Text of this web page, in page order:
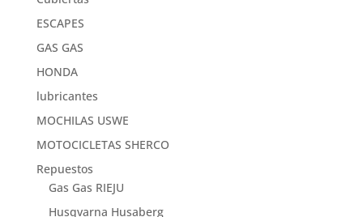
ESCAPES
GAS GAS
HONDA
lubricantes
MOCHILAS USWE
MOTOCICLETAS SHERCO
Repuestos
Gas Gas RIEJU
Husqvarna Husaberg